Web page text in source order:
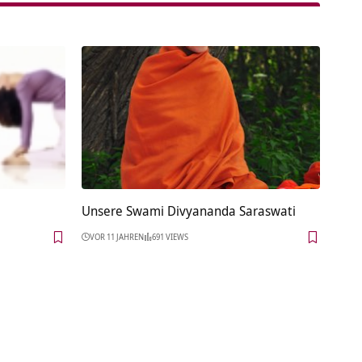
Unsere Swami Divyananda Saraswati
VOR 11 JAHREN 691 VIEWS